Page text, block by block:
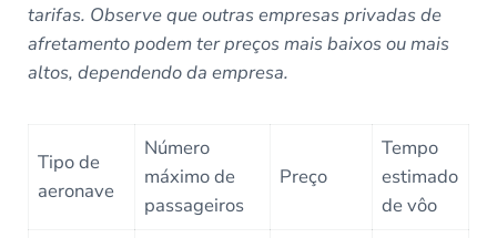
tarifas. Observe que outras empresas privadas de
afretamento podem ter preços mais baixos ou mais
altos, dependendo da empresa.
Tipo de
aeronave
Número
máximo de
passageiros
Preço
Tempo
estimado
de vôo